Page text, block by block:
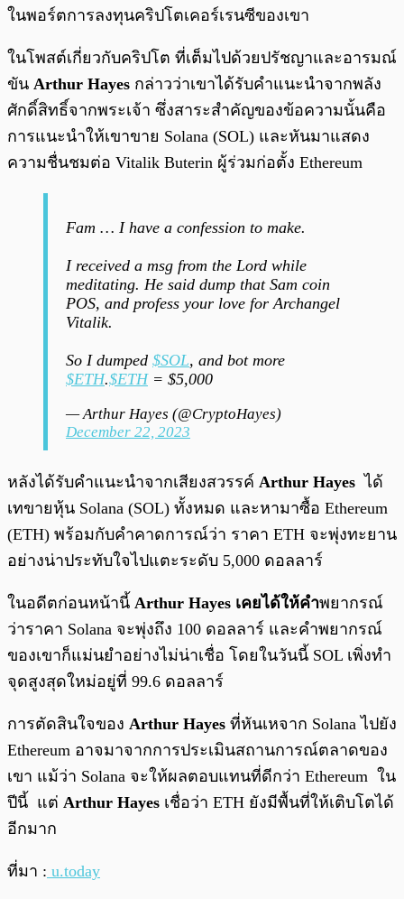
ในพอร์ตการลงทุนคริปโตเคอร์เรนซีของเขา
ในโพสต์เกี่ยวกับคริปโต ที่เต็มไปด้วยปรัชญาและอารมณ์
ขัน Arthur Hayes กล่าวว่าเขาได้รับคำแนะนำจากพลัง
ศักดิ์สิทธิ์จากพระเจ้า ซึ่งสาระสำคัญของข้อความนั้นคือ
การแนะนำให้เขาขาย Solana (SOL) และหันมาแสดง
ความชื่นชมต่อ Vitalik Buterin ผู้ร่วมก่อตั้ง Ethereum
Fam … I have a confession to make.
I received a msg from the Lord while
meditating. He said dump that Sam coin
POS, and profess your love for Archangel
Vitalik.
So I dumped $SOL, and bot more
$ETH.$ETH= $5,000
— Arthur Hayes (@CryptoHayes)
December 22, 2023
หลังได้รับคำแนะนำจากเสียงสวรรค์ Arthur Hayes ได้
เทขายหุ้น Solana (SOL) ทั้งหมด และหามาซื้อ Ethereum
(ETH) พร้อมกับคำคาดการณ์ว่า ราคา ETH จะพุ่งทะยาน
อย่างน่าประทับใจไปแตะระดับ 5,000 ดอลลาร์
ในอดีตก่อนหน้านี้ Arthur Hayes เคยได้ให้คำพยากรณ์
ว่าราคา Solana จะพุ่งถึง 100 ดอลลาร์ และคำพยากรณ์
ของเขาก็แม่นยำอย่างไม่น่าเชื่อ โดยในวันนี้ SOL เพิ่งทำ
จุดสูงสุดใหม่อยู่ที่ 99.6 ดอลลาร์
การตัดสินใจของ Arthur Hayes ที่หันเหจาก Solana ไปยัง
Ethereum อาจมาจากการประเมินสถานการณ์ตลาดของ
เขา แม้ว่า Solana จะให้ผลตอบแทนที่ดีกว่า Ethereum ใน
ปีนี้ แต่ Arthur Hayes เชื่อว่า ETH ยังมีพื้นที่ให้เติบโตได้
อีกมาก
ที่มา : u.today